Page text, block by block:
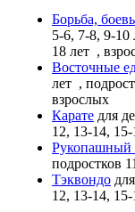
Борьба,
5-6, 7-8, 9-10
18 лет ,
Восточные
лет ,
взрослых
Карате для
12, 13-14,
Рукопашный
подростков
Тэквондо
12, 13-14,